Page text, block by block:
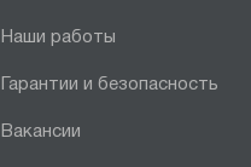
Наши работы
Гарантии и безопасность
Вакансии